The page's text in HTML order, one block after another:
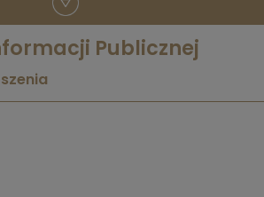
Publicznej